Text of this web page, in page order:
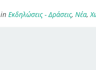
in Εκδηλώσεις - Δράσεις, Νέα,